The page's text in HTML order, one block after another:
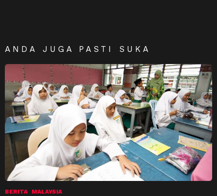
ANDA JUGA PASTI SUKA
BERITA MALAYSIA